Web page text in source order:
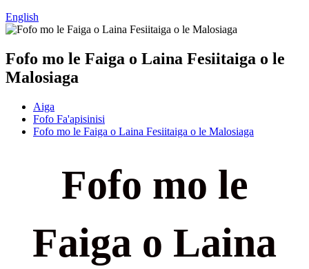
English
Fofo mo le Faiga o Laina Fesiitaiga o le
Malosiaga
Aiga
Fofo Fa'apisinisi
Fofo mo le Faiga o Laina Fesiitaiga o le Malosiaga
Fofo mo le
Faiga o Laina